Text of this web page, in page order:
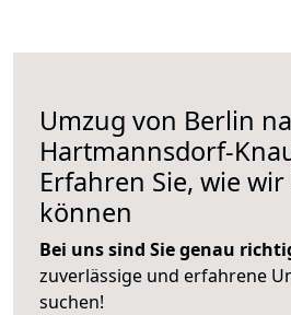
Umzug von Berlin
Hartmannsdorf-
Erfahren Sie, wie
können
Bei uns sind Sie genau
zuverlässige und erfahrene
suchen!